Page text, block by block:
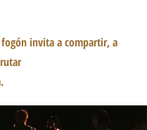
invita a compartir, a